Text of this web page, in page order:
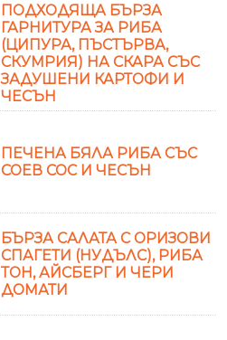
ПОДХОДЯЩА БЪРЗА
ГАРНИТУРА ЗА РИБА
(ЦИПУРА, ПЪСТЪРВА,
СКУМРИЯ) НА СКАРА СЪС
ЗАДУШЕНИ КАРТОФИ И
ЧЕСЪН
ПЕЧЕНА БЯЛА РИБА СЪС
СОЕВ СОС И ЧЕСЪН
БЪРЗА САЛАТА С ОРИЗОВИ
СПАГЕТИ (НУДЪЛС), РИБА
ТОН, АЙСБЕРГ И ЧЕРИ
ДОМАТИ